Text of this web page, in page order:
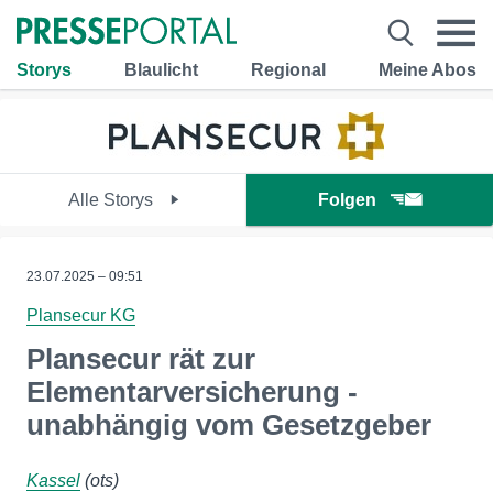
Storys Blaulicht Regional Meine Abos
Alle Storys Folgen
23.07.2025 – 09:51
Plansecur KG
Plansecur rät zur
Elementarversicherung -
unabhängig vom Gesetzgeber
Kassel (ots)